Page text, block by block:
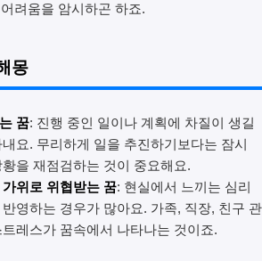
려움을 암시하곤 하죠.
몽
꿈: 진행 중인 일이나 계획에 차질이 생길
요. 무리하게 일을 추진하기보다는 잠시
을 재점검하는 것이 중요해요.
위로 위협받는 꿈: 현실에서 느끼는 심리
영하는 경우가 많아요. 가족, 직장, 친구 관
레스가 꿈속에서 나타나는 것이죠.